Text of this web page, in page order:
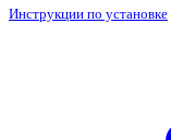
Инструкции по установке